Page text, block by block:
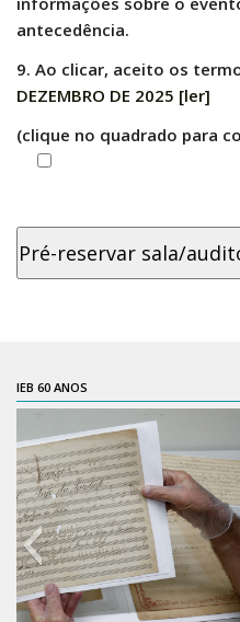
Disciplinas
2° semestre
Aluno Especial
Ingresso – Processo
PAE
Matrícula
Auxílio Financeiro
Exame de Qualificação
Depósito da Dissertação
Dissertação Corrigida
Orientadores /
antecedência.
9. Ao clicar, aceito os
DEZEMBRO DE 2025 [ler]
(clique no quadrado para
IEB 60 ANOS